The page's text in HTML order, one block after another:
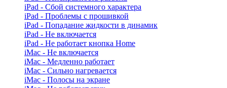
iPad - Сбой системного характера
iPad - Проблемы с прошивкой
iPad - Попадание жидкости в динамик
iPad - Не включается
iPad - Не работает кнопка Home
iMac - Не включается
iMac - Медленно работает
iMac - Сильно нагревается
iMac - Полосы на экране